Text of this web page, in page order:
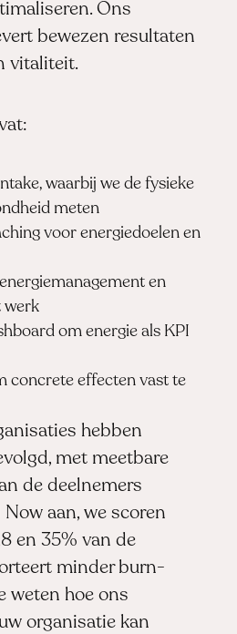
Ons
bewezen resultaten
vitaliteit.
waarbij we de fysieke
meten
voor energiedoelen en
en
werk
om energie als KPI
concrete effecten vast te
hebben
met meetbare
de deelnemers
aan, we scoren
en 35% van de
minder burn-
weten hoe ons
organisatie kan